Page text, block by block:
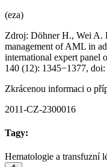
(eza)
Zdroj: Döhner H., Wei A.
management of AML in
international expert panel
140 (12): 1345−1377,
Zkrácenou informaci o
2011-CZ-2300016
Tagy:
Hematologie a transfuzní